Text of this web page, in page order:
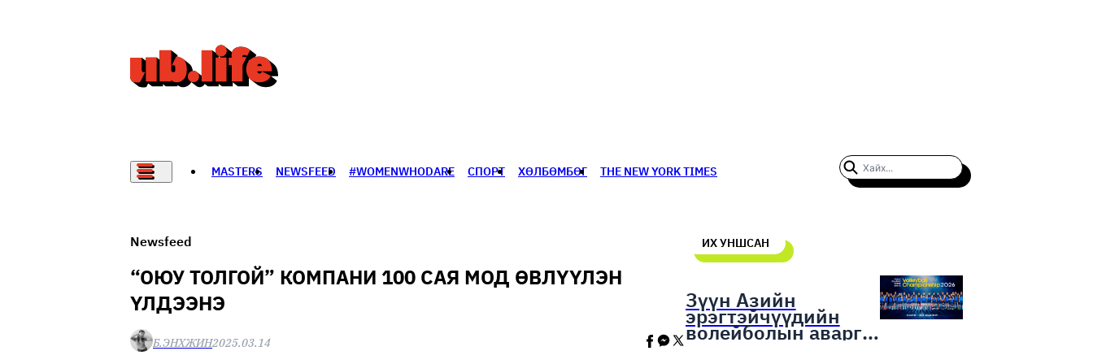
MASTERS NEWSFEED #WOMENWHODARE СПОРТ ХӨЛБӨМБӨГ THE NEW YORK TIMES
Newsfeed
“ОЮУ ТОЛГОЙ” КОМПАНИ 100 САЯ МОД ӨВЛҮҮЛЭН
ҮЛДЭЭНЭ
Б.ЭНХЖИН2025.03.14
ИХ УНШСАН
Зүүн Азийн
эрэгтэйчүүдийн
волейболын аварга
шалгаруулах